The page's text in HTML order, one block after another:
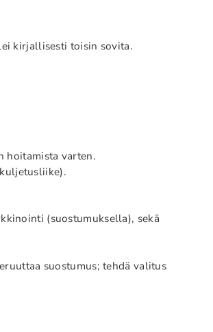
kirjallisesti toisin sovita.
hoitamista varten.
(suostumuksella), sekä
suostumus; tehdä valitus